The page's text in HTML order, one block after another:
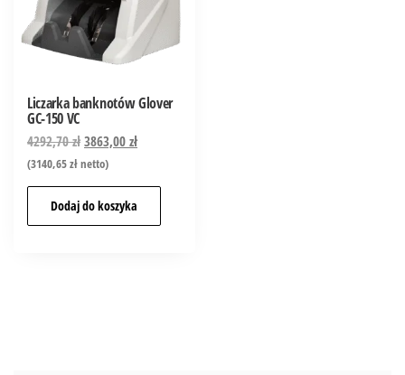
Liczarka banknotów Glover
GC-150 VC
4292,70zł3863,00zł
(3140,65złnetto)
Dodaj do koszyka